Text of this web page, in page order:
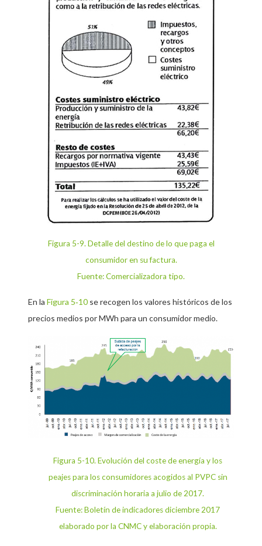
Figura 5-9. Detalle del destino de lo que paga el
consumidor en su factura.
Fuente: Comercializadora tipo.
En la Figura 5‑10 se recogen los valores históricos de los
precios medios por MWh para un consumidor medio.
Figura 5-10. Evolución del coste de energía y los
peajes para los consumidores acogidos al PVPC sin
discriminación horaria a julio de 2017.
Fuente: Boletín de indicadores diciembre 2017
elaborado por la CNMC y elaboración propia.